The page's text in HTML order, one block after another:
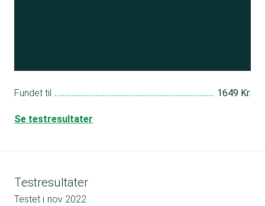
Fundet til 1649 Kr.
Se testresultater
Testresultater
Testet i nov 2022